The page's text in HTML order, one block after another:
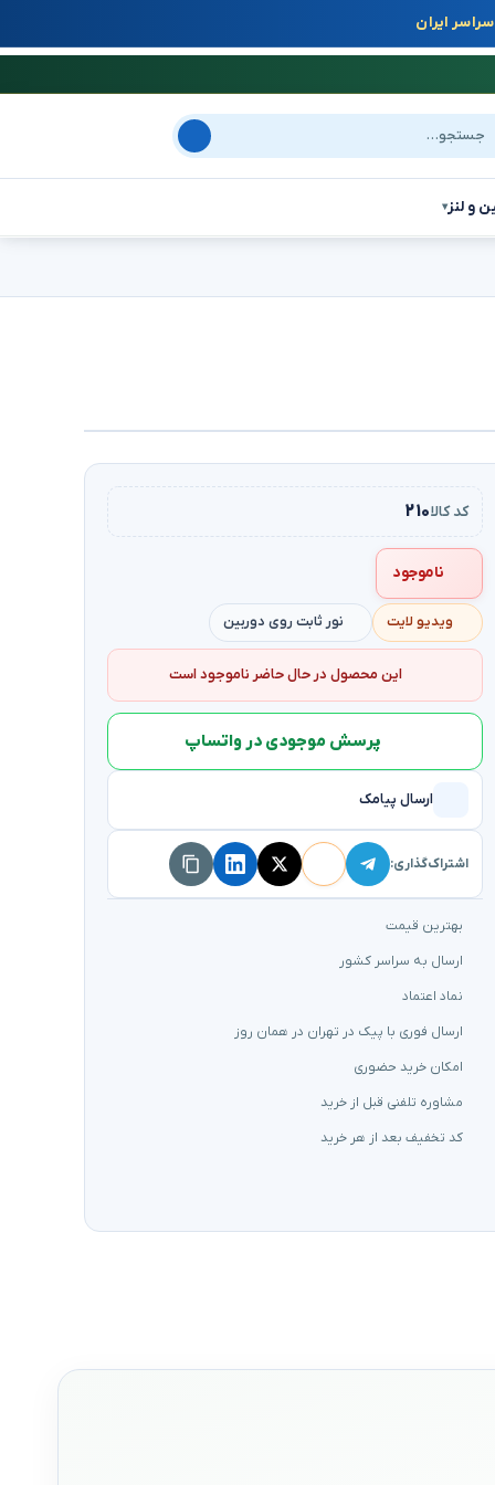
ایران
در سایت
و لنز▾
کد کالا۲۱۰
ناموجود
ویدیو لایت نور ثابت روی دوربین
این محصول در حال حاضر ناموجود است
پرسش موجودی در واتساپ
ارسال پیامک
اشتراک‌گذاری:
بهترین قیمت
ارسال به سراسر کشور
نماد اعتماد
ارسال فوری با پیک در تهران در همان روز
امکان خرید حضوری
مشاوره تلفنی قبل از خرید
کد تخفیف بعد از هر خرید